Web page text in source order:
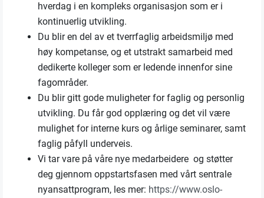
hverdag i en kompleks organisasjon som er i
kontinuerlig utvikling.
Du blir en del av et tverrfaglig arbeidsmiljø med
høy kompetanse, og et utstrakt samarbeid med
dedikerte kolleger som er ledende innenfor sine
fagområder.
Du blir gitt gode muligheter for faglig og personlig
utvikling. Du får god opplæring og det vil være
mulighet for interne kurs og årlige seminarer, samt
faglig påfyll underveis.
Vi tar vare på våre nye medarbeidere og støtter
deg gjennom oppstartsfasen med vårt sentrale
nyansattprogram, les mer: https://www.oslo-